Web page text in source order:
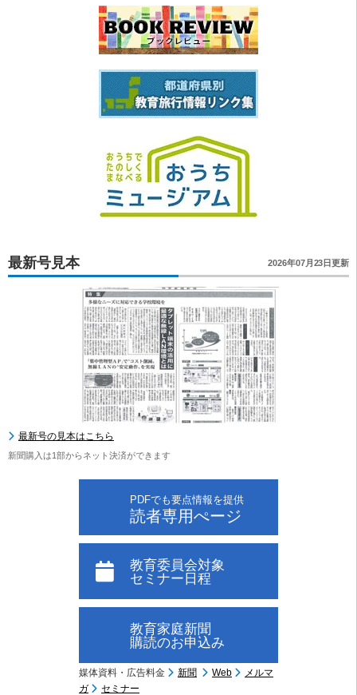
最新号見本 2026年07月23日更新
最新号の見本はこちら
新聞購入は1部からネット決済ができます
PDFでも要点情報を提供
読者専用ぺージ
教育委員会対象
セミナー日程
教育家庭新聞
購読のお申込み
媒体資料・広告料金 新聞 Web
メルマ
ガ
セミナー